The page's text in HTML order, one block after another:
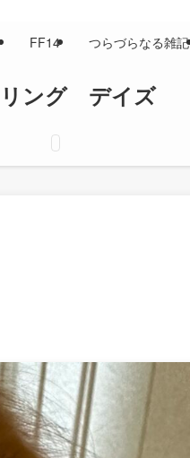
ング デイズ
FF14 つらづらなる雑記